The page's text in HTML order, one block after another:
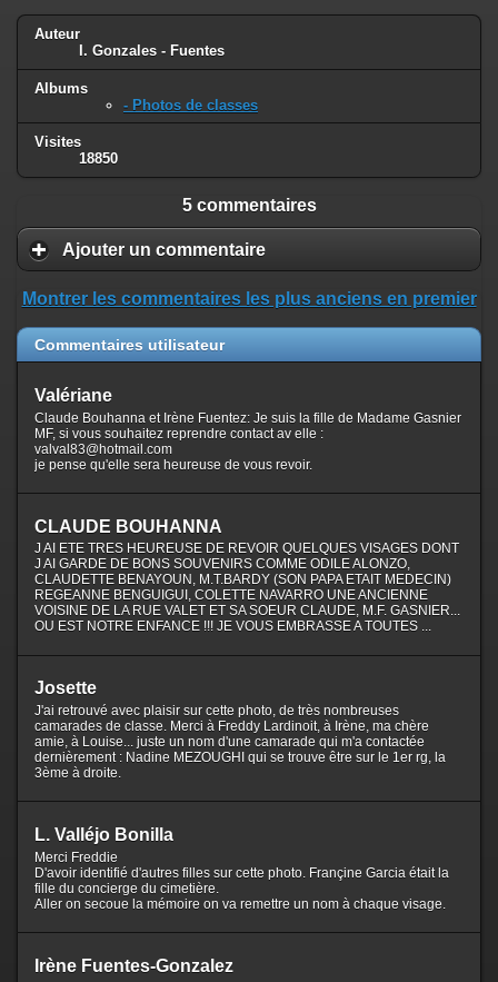
Auteur
I. Gonzales - Fuentes
Albums
- Photos de classes
Visites
18850
5 commentaires
Ajouter un commentaire
Montrer les commentaires les plus anciens en premier
Commentaires utilisateur
Valériane
Claude Bouhanna et Irène Fuentez: Je suis la fille de Madame Gasnier
MF, si vous souhaitez reprendre contact av elle :
valval83@hotmail.com
je pense qu'elle sera heureuse de vous revoir.
CLAUDE BOUHANNA
J AI ETE TRES HEUREUSE DE REVOIR QUELQUES VISAGES DONT
J AI GARDE DE BONS SOUVENIRS COMME ODILE ALONZO,
CLAUDETTE BENAYOUN, M.T.BARDY (SON PAPA ETAIT MEDECIN)
REGEANNE BENGUIGUI, COLETTE NAVARRO UNE ANCIENNE
VOISINE DE LA RUE VALET ET SA SOEUR CLAUDE, M.F. GASNIER...
OU EST NOTRE ENFANCE !!! JE VOUS EMBRASSE A TOUTES ...
Josette
J'ai retrouvé avec plaisir sur cette photo, de très nombreuses
camarades de classe. Merci à Freddy Lardinoit, à Irène, ma chère
amie, à Louise... juste un nom d'une camarade qui m'a contactée
dernièrement : Nadine MEZOUGHI qui se trouve être sur le 1er rg, la
3ème à droite.
L. Valléjo Bonilla
Merci Freddie
D'avoir identifié d'autres filles sur cette photo. Françine Garcia était la
fille du concierge du cimetière.
Aller on secoue la mémoire on va remettre un nom à chaque visage.
Irène Fuentes-Gonzalez